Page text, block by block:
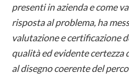
presenti in azienda e come
risposta al problema, ha
valutazione e certificazione
qualità ed evidente certezza
al disegno coerente del